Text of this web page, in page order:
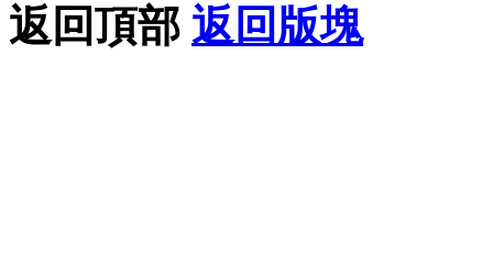
返回頂部 返回版塊